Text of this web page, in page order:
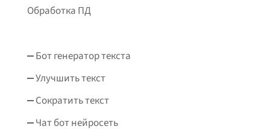
Обработка ПД
Бот генератор текста
Улучшить текст
Сократить текст
Чат бот нейросеть